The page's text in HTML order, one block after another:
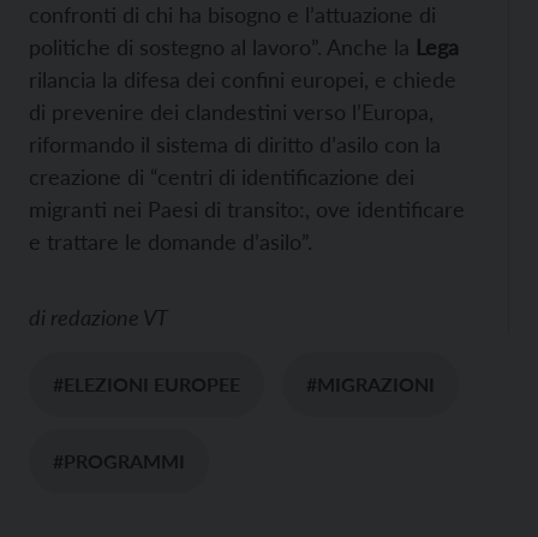
confronti di chi ha bisogno e l’attuazione di
politiche di sostegno al lavoro”. Anche la Lega
rilancia la difesa dei confini europei, e chiede
di prevenire dei clandestini verso l’Europa,
riformando il sistema di diritto d’asilo con la
creazione di “centri di identificazione dei
migranti nei Paesi di transito:, ove identificare
e trattare le domande d’asilo”.
di redazione VT
#ELEZIONI EUROPEE #MIGRAZIONI
#PROGRAMMI